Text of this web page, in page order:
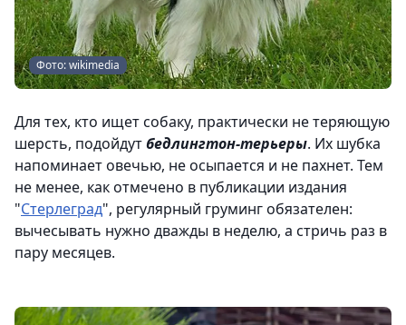
Фото: wikimedia
Для тех, кто ищет собаку, практически не теряющую
шерсть, подойдутбедлингтон-терьеры. Их шубка
напоминает овечью, не осыпается и не пахнет. Тем
не менее, как отмечено в публикации издания
"Стерлеград", регулярный груминг обязателен:
вычесывать нужно дважды в неделю, а стричь раз в
пару месяцев.